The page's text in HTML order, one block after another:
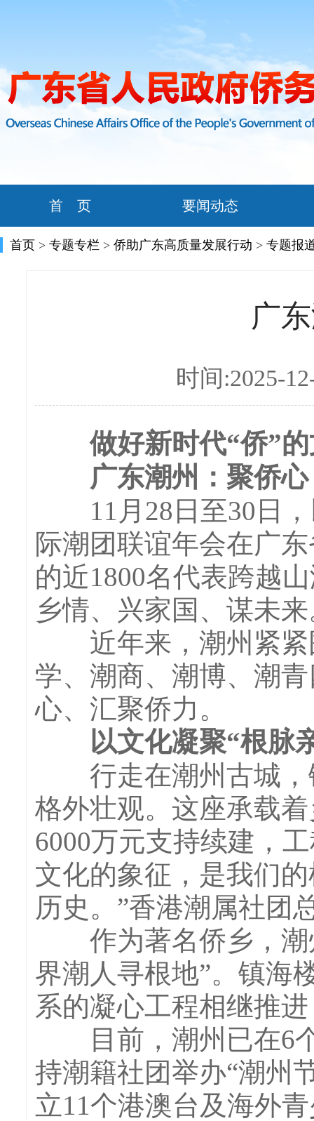
首 页 要闻动态
首页 > 专题专栏 > 侨助广东高质量发展行动 > 专题报
广
时间:2025-
做好新时代“侨”的
广东潮州：聚侨心
11月28日至30日，
际潮团联谊年会在广
的近1800名代表跨越
乡情、兴家国、谋未
近年来，潮州紧紧
学、潮商、潮博、潮
心、汇聚侨力。
以文化凝聚“根脉
行走在潮州古城，
格外壮观。这座承载
6000万元支持续建，
文化的象征，是我们
历史。”香港潮属社团
作为著名侨乡，潮
界潮人寻根地”。镇海
系的凝心工程相继推
目前，潮州已在6个
持潮籍社团举办“潮州
立11个港澳台及海外